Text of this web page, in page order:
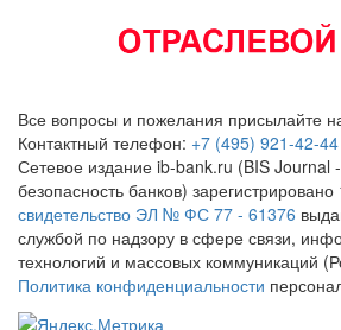
Все вопросы и пожелания присылайте
Контактный телефон: +7 (495) 921-42-44
Сетевое издание ib-bank.ru (BIS
безопасность банков)
свидетельство ЭЛ № ФС 77 - 61376
службой по надзору в сфере связи,
технологий и массовых коммуникаций
Политика конфиденциальности